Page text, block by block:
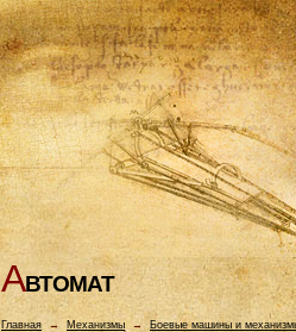
АВТОМАТ
Главная→ Механизмы →Боевые машины и